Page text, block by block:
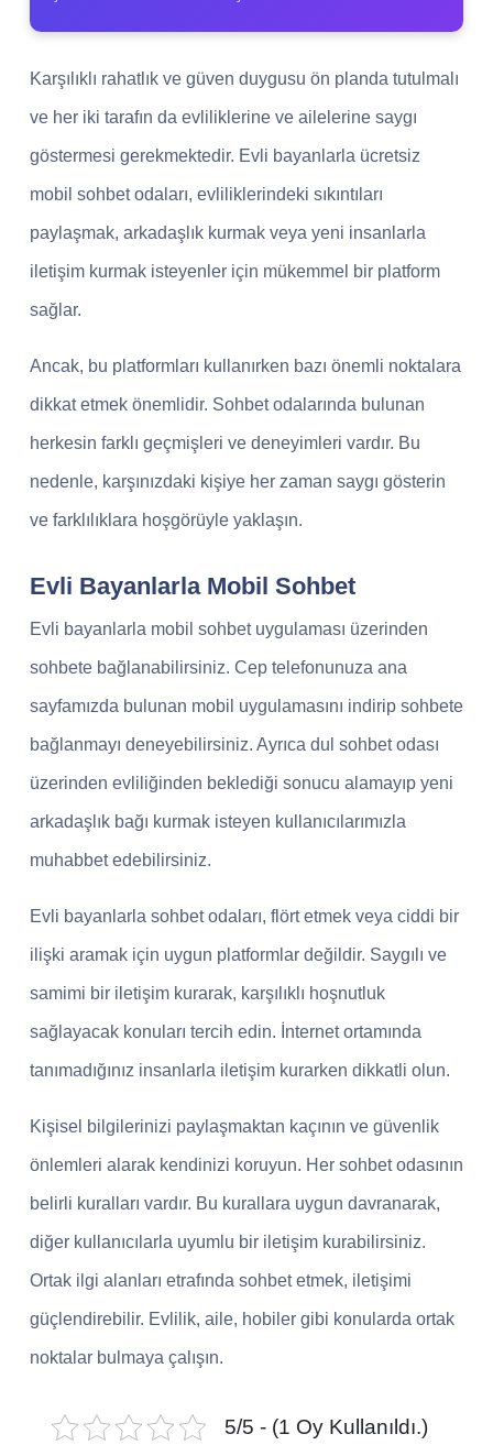
Karşılıklı rahatlık ve güven duygusu ön planda tutulmalı
ve her iki tarafın da evliliklerine ve ailelerine saygı
göstermesi gerekmektedir. Evli bayanlarla ücretsiz
mobil sohbet odaları, evliliklerindeki sıkıntıları
paylaşmak, arkadaşlık kurmak veya yeni insanlarla
iletişim kurmak isteyenler için mükemmel bir platform
sağlar.
Ancak, bu platformları kullanırken bazı önemli noktalara
dikkat etmek önemlidir. Sohbet odalarında bulunan
herkesin farklı geçmişleri ve deneyimleri vardır. Bu
nedenle, karşınızdaki kişiye her zaman saygı gösterin
ve farklılıklara hoşgörüyle yaklaşın.
Evli Bayanlarla Mobil Sohbet
Evli bayanlarla mobil sohbet uygulaması üzerinden
sohbete bağlanabilirsiniz. Cep telefonunuza ana
sayfamızda bulunan mobil uygulamasını indirip sohbete
bağlanmayı deneyebilirsiniz. Ayrıca dul sohbet odası
üzerinden evliliğinden beklediği sonucu alamayıp yeni
arkadaşlık bağı kurmak isteyen kullanıcılarımızla
muhabbet edebilirsiniz.
Evli bayanlarla sohbet odaları, flört etmek veya ciddi bir
ilişki aramak için uygun platformlar değildir. Saygılı ve
samimi bir iletişim kurarak, karşılıklı hoşnutluk
sağlayacak konuları tercih edin. İnternet ortamında
tanımadığınız insanlarla iletişim kurarken dikkatli olun.
Kişisel bilgilerinizi paylaşmaktan kaçının ve güvenlik
önlemleri alarak kendinizi koruyun. Her sohbet odasının
belirli kuralları vardır. Bu kurallara uygun davranarak,
diğer kullanıcılarla uyumlu bir iletişim kurabilirsiniz.
Ortak ilgi alanları etrafında sohbet etmek, iletişimi
güçlendirebilir. Evlilik, aile, hobiler gibi konularda ortak
noktalar bulmaya çalışın.
5/5 - (1 Oy Kullanıldı.)